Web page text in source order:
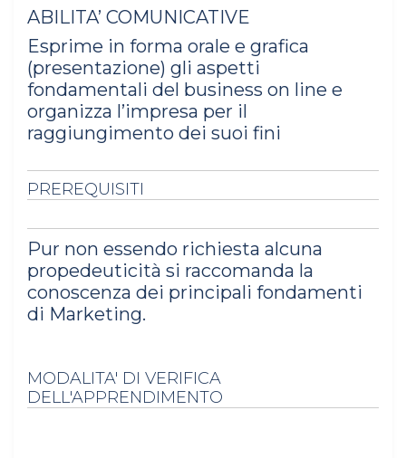
ABILITA’ COMUNICATIVE
Esprime in forma orale e grafica
(presentazione) gli aspetti
fondamentali del business on line e
organizza l’impresa per il
raggiungimento dei suoi fini
PREREQUISITI
Pur non essendo richiesta alcuna
propedeuticità si raccomanda la
conoscenza dei principali fondamenti
di Marketing.
MODALITA' DI VERIFICA
DELL'APPRENDIMENTO